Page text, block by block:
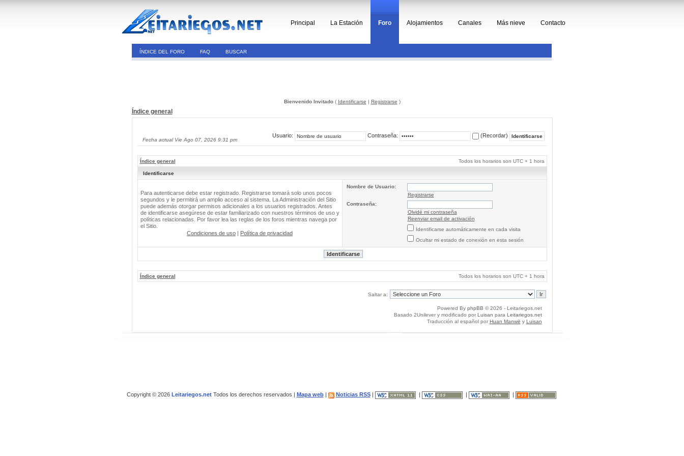
Principal La Estación Foro Alojamientos Canales Más nieve Contacto
ÍNDICE DEL FORO FAQ BUSCAR
Bienvenido Invitado( Identificarse | Registrarse )
Índice general
Fecha actual Vie Ago 07, 2026 9:31 pm
Usuario: Contraseña: (Recordar)
Índice general Todos los horarios son UTC + 1 hora
Identificarse
Para autenticarse debe estar registrado. Registrarse tomará solo unos pocos
segundos y le permitirá un amplio acceso al sistema. La Administración del Sitio
puede además otorgar permisos adicionales a los usuarios registrados. Antes
de identificarse asegúrese de estar familiarizado con nuestros términos de uso y
políticas relacionadas. Por favor lea las reglas de los foros mientras navega por
el Sitio.
Condiciones de uso | Política de privacidad
Nombre de Usuario:
Registrarse
Contraseña:
Olvidé mi contraseña
Reenviar email de activación
Identificarse automáticamente en cada visita
Ocultar mi estado de conexión en esta sesión
Índice general Todos los horarios son UTC + 1 hora
Saltar a:
Powered By phpBB © 2026 - Leitariegos.net
Basado 2Unilever y modificado por Luisan para Leitariegos.net
Traducción al español por Huan Manwë y Luisan
Copyright © 2026 Leitariegos.netTodos los derechos reservados | Mapa web| Noticias RSS|